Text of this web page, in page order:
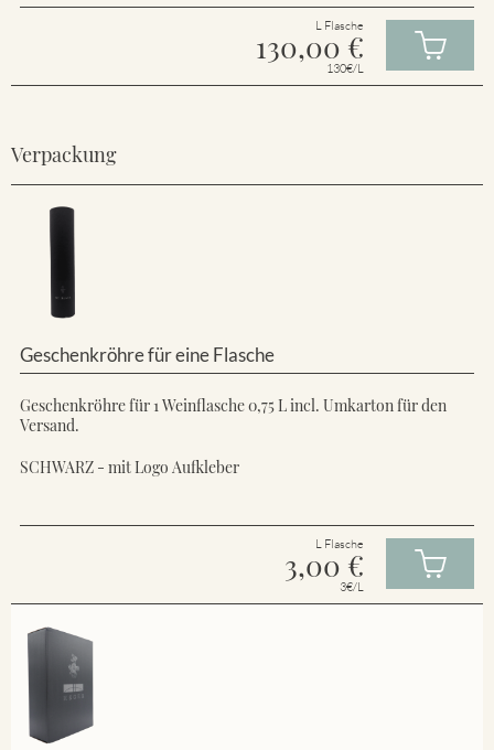
L Flasche
130,00 €
130€/L
Verpackung
Geschenkröhre für eine Flasche
Geschenkröhre für 1 Weinflasche 0,75 L incl. Umkarton für den
Versand.
SCHWARZ - mit Logo Aufkleber
L Flasche
3,00 €
3€/L